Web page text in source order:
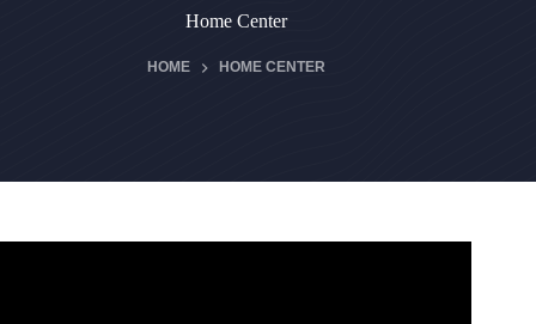
Home Center
HOME HOME CENTER